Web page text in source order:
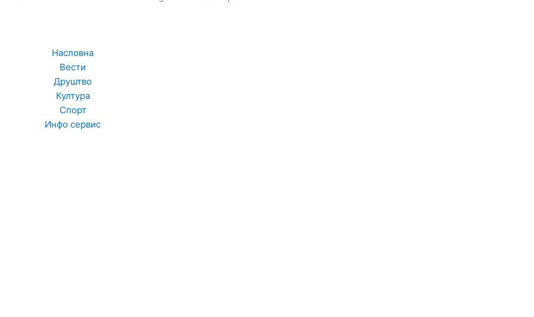
Насловна
Вести
Друштво
Култура
Спорт
Инфо сервис